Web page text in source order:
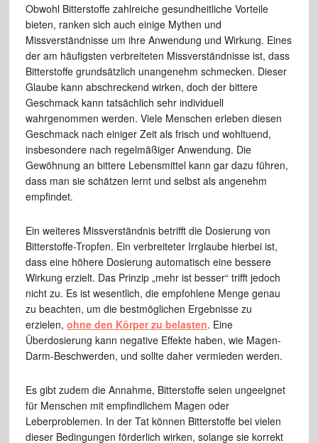
Obwohl Bitterstoffe zahlreiche gesundheitliche Vorteile
bieten, ranken sich auch einige Mythen und
Missverständnisse um ihre Anwendung und Wirkung. Eines
der am häufigsten verbreiteten Missverständnisse ist, dass
Bitterstoffe grundsätzlich unangenehm schmecken. Dieser
Glaube kann abschreckend wirken, doch der bittere
Geschmack kann tatsächlich sehr individuell
wahrgenommen werden. Viele Menschen erleben diesen
Geschmack nach einiger Zeit als frisch und wohltuend,
insbesondere nach regelmäßiger Anwendung. Die
Gewöhnung an bittere Lebensmittel kann gar dazu führen,
dass man sie schätzen lernt und selbst als angenehm
empfindet.
Ein weiteres Missverständnis betrifft die Dosierung von
Bitterstoffe-Tropfen. Ein verbreiteter Irrglaube hierbei ist,
dass eine höhere Dosierung automatisch eine bessere
Wirkung erzielt. Das Prinzip „mehr ist besser“ trifft jedoch
nicht zu. Es ist wesentlich, die empfohlene Menge genau
zu beachten, um die bestmöglichen Ergebnisse zu
erzielen, ohne den Körper zu belasten. Eine
Überdosierung kann negative Effekte haben, wie Magen-
Darm-Beschwerden, und sollte daher vermieden werden.
Es gibt zudem die Annahme, Bitterstoffe seien ungeeignet
für Menschen mit empfindlichem Magen oder
Leberproblemen. In der Tat können Bitterstoffe bei vielen
dieser Bedingungen förderlich wirken, solange sie korrekt